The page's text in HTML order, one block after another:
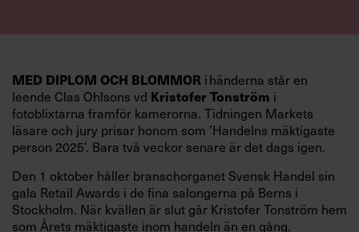
MED DIPLOM OCH BLOMMOR i händerna står en
leende Clas Ohlsons vd Kristofer Tonström i
fotoblixtarna framför kamerorna. Tidningen Markets
läsare och jury prisar honom som ’Handelns mäktigaste
person 2025’. Bara två veckor senare är det dags igen.
Den 1 oktober håller branschorganet Svensk Handel sin
gala Retail Awards i de fina salongerna på Berns i
Stockholm. När kvällen är slut går Kristofer Tonström hem
som Årets mäktigaste inom handeln än en gång.